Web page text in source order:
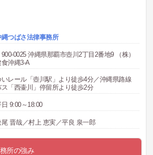
縄つばさ法律事務所
0025 沖縄県那覇市壺川2丁目2番地9 （株）
沖縄3-A
いレール「壺川駅」より徒歩4分／沖縄県路線
ス「西壷川」停留所より徒歩2分
9:00～18:00
尾 晋哉／村上 恵実／平良 泉一郎
所の強み